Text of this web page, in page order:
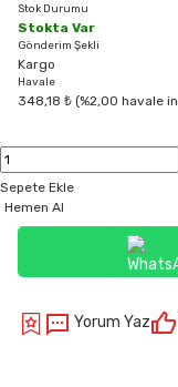
Stok Durumu
Stokta Var
Gönderim Şekli
Kargo
Havale
348,18 ₺ (%2,00 havale
Sepete Ekle
Hemen Al
Yorum Yaz